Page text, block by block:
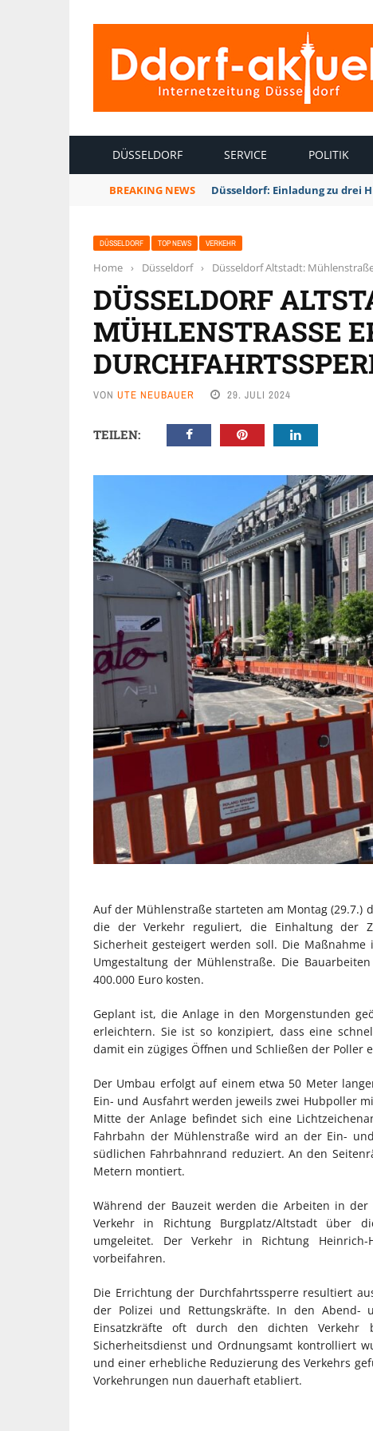
DÜSSELDORF SERVICE POLITIK
BREAKING NEWS Düsseldorf: Einladung zu drei
DÜSSELDORF TOP NEWS VERKEHR
Home › Düsseldorf › Düsseldorf Altstadt:
DÜSSELDORF
MÜHLENSTRASSE
VON UTE NEUBAUER 29. JULI 2024
TEILEN:
Auf der Mühlenstraße starteten am Montag
die der Verkehr reguliert, die Einhaltung der
Sicherheit gesteigert werden soll. Die
Umgestaltung der Mühlenstraße. Die
400.000 Euro kosten.
Geplant ist, die Anlage in den Morgenstunden
erleichtern. Sie ist so konzipiert, dass eine
damit ein zügiges Öffnen und Schließen der Poller
Der Umbau erfolgt auf einem etwa 50 Meter
Ein- und Ausfahrt werden jeweils zwei Hubpoller
Mitte der Anlage befindet sich eine
Fahrbahn der Mühlenstraße wird an der Ein-
südlichen Fahrbahnrand reduziert. An den
Metern montiert.
Während der Bauzeit werden die Arbeiten in
Verkehr in Richtung Burgplatz/Altstadt über
umgeleitet. Der Verkehr in Richtung
vorbeifahren.
Die Errichtung der Durchfahrtssperre resultiert
der Polizei und Rettungskräfte. In den Abend-
Einsatzkräfte oft durch den dichten Verkehr
Sicherheitsdienst und Ordnungsamt kontrolliert
und einer erhebliche Reduzierung des Verkehrs
Vorkehrungen nun dauerhaft etabliert.